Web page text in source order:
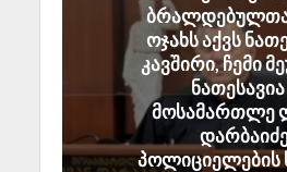
ოჯახს აქვს
კავშირი, ჩემი
ნათესავია
მოსამართლე
პოლიციელების